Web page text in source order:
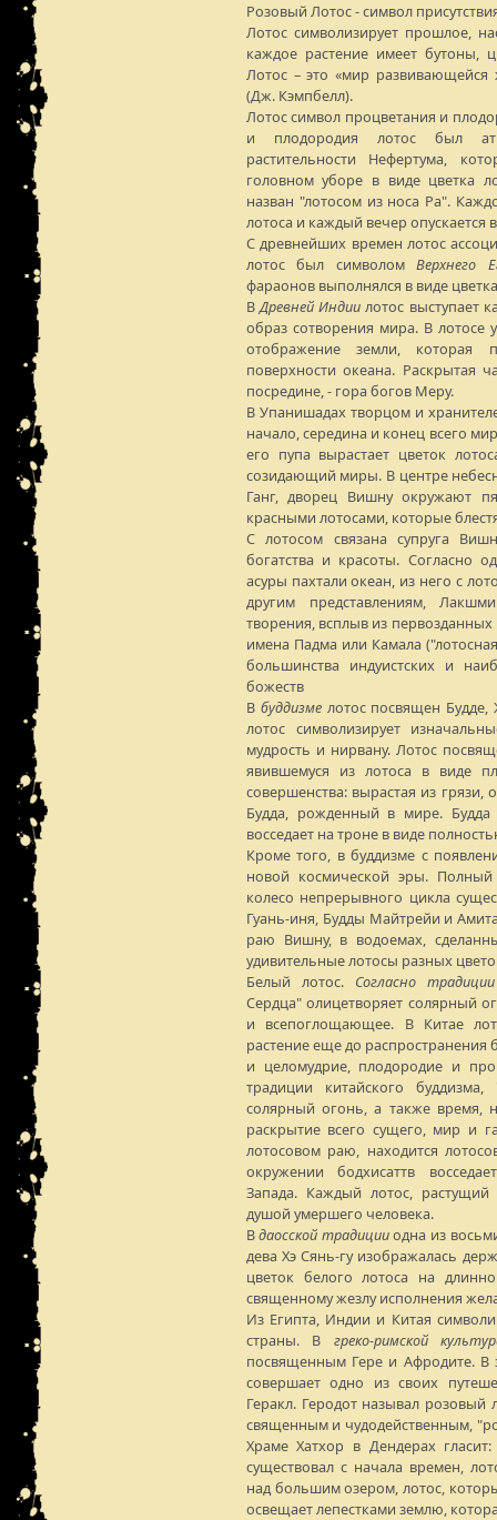
Розовый Лотос - символ
Лотос символизирует прошлое,
каждое растение имеет бутоны,
Лотос – это «мир
(Дж. Кэмпбелл).
Лотос символ процветания и
и плодородия лотос был
растительности Нефертума,
головном уборе в виде цветка
назван "лотосом из носа Ра".
лотоса и каждый вечер опускается
С древнейших времен лотос
лотос был символомВерхнего
фараонов выполнялся в виде
ВДревней Индии лотос выступает
образ сотворения мира. В лотосе
отображение земли, которая
поверхности океана. Раскрытая
посредине, - гора богов Меру.
В Упанишадах творцом и
начало, середина и конец всего
его пупа вырастает цветок
созидающий миры. В центре
Ганг, дворец Вишну окружают
красными лотосами, которые
С лотосом связана супруга
богатства и красоты. Согласно
асуры пахтали океан, из него с
другим представлениям,
творения, всплыв из первозданных
имена Падма или Камала
большинства индуистских и
божеств
В буддизмелотос посвящен Будде,
лотос символизирует
мудрость и нирвану. Лотос
явившемуся из лотоса в виде
совершенства: вырастая из грязи,
Будда, рожденный в мире. Будда
восседает на троне в виде
Кроме того, в буддизме с
новой космической эры. Полный
колесо непрерывного цикла
Гуань-иня, Будды Майтрейи и
раю Вишну, в водоемах,
удивительные лотосы разных
Белый лотос. Согласно
Сердца" олицетворяет солярный
и всепоглощающее. В Китае
растение еще до распространения
и целомудрие, плодородие и
традиции китайского
солярный огонь, а также время,
раскрытие всего сущего, мир и
лотосовом раю, находится
окружении бодхисаттв
Запада. Каждый лотос,
душой умершего человека.
Вдаосской традицииодна из
дева Хэ Сянь-гу изображалась
цветок белого лотоса на
священному жезлу исполнения
Из Египта, Индии и Китая
страны. В греко-римской
посвященным Гере и Афродите. В
совершает одно из своих
Геракл. Геродот называл
священным и чудодейственным,
Храме Хатхор в Дендерах
существовал с начала времен,
над большим озером, лотос,
освещает лепестками землю,